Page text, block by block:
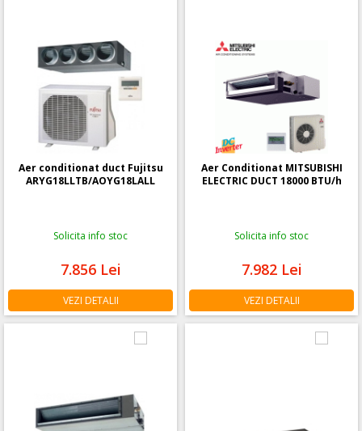
Aer conditionat duct Fujitsu
ARYG18LLTB/AOYG18LALL
Solicita info stoc
7.856 Lei
VEZI DETALII
Aer Conditionat MITSUBISHI
ELECTRIC DUCT 18000 BTU/h
Solicita info stoc
7.982 Lei
VEZI DETALII